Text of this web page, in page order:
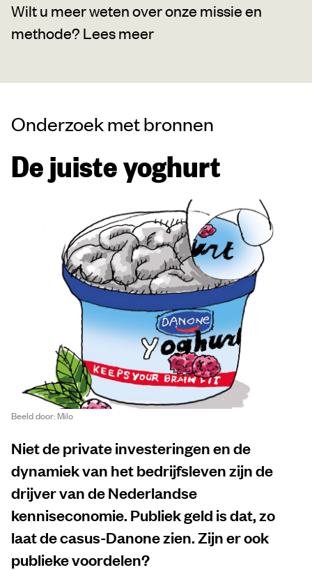
Wilt u meer weten over onze missie en
methode? Lees meer
Onderzoek met bronnen
De juiste yoghurt
Beeld door: Milo
Niet de private investeringen en de
dynamiek van het bedrijfsleven zijn de
drijver van de Nederlandse
kenniseconomie. Publiek geld is dat, zo
laat de casus-Danone zien. Zijn er ook
publieke voordelen?